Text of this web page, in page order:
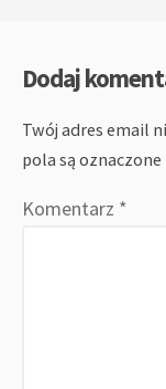
Dodaj
Twój adres email
pola są oznaczone
Komentarz *